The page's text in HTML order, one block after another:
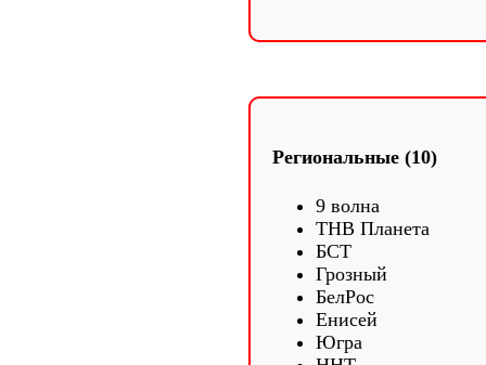
Региональные (10)
9 волна
ТНВ Планета
БСТ
Грозный
БелРос
Енисей
Югра